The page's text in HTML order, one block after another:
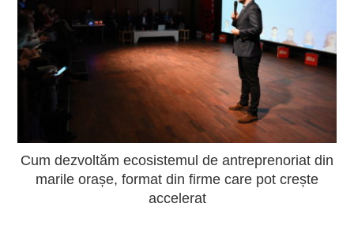
Cum dezvoltăm ecosistemul de antreprenoriat din
marile orașe, format din firme care pot crește
accelerat